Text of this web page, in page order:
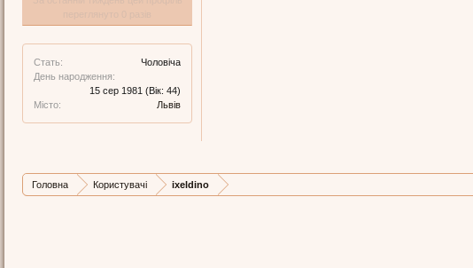
Стать:
Чоловіча
День народження:
15 сер 1981 (Вік: 44)
Місто:
Львів
Головна Користувачі ixeldino